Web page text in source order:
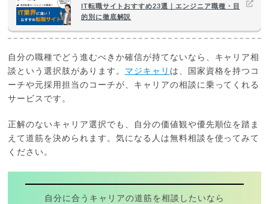
IT転職サイトおすすめ23選｜エンジニア職種・目
的別に徹底解説
自分の職種でどう進むべきか確信が持てないなら、キャリア相
談という選択肢があります。 マジキャリ は、国家資格を持つコ
ーチや元採用担当のコーチが、キャリアの相談に乗ってくれる
サービスです。
正解のないキャリア選択でも、自分の価値観や優先順位を踏ま
えて道筋を決められます。気になる人は無料相談を使ってみて
ください。
自分に合うキャリアの道筋を相談したいなら